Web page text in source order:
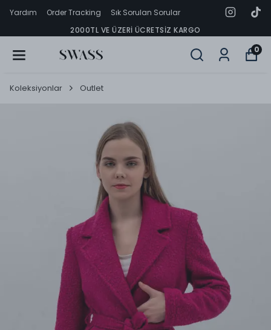
Yardım Order Tracking
Sık Sorulan Sorular
2000TL VE ÜZERI ÜCRETSIZ KARGO
0
Koleksiyonlar Outlet